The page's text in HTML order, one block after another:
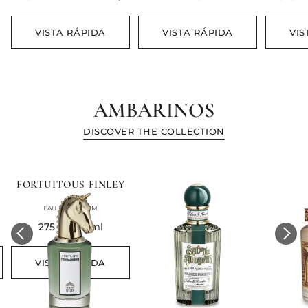
VISTA RÁPIDA VISTA RÁPIDA
AMBARINOS
DISCOVER THE COLLECTION​
FORTUITOUS FINLEY
EAU DE PARFUM
current price
275 €
75 ml
VISTA RÁPIDA